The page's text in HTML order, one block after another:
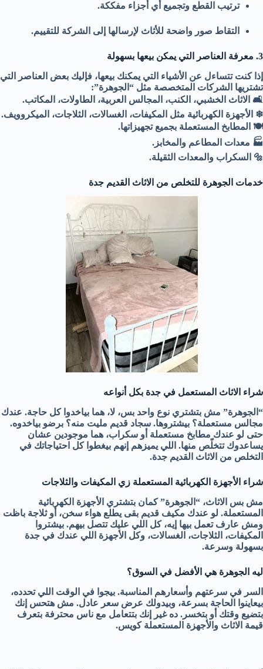
ترتيب القطع وتجميع أي أجزاء مفككة.
التقاط صور واضحة للأثاث لإرسالها إلى الشركة للتقييم.
3. معرفة العناصر التي يمكن بيعها بسهولة
إذا كنت تتساءل عن الأشياء التي يمكنك بيعها، فإليك بعض العناصر التي
تشتريها الشركات المتخصصة مثل “الجوهرة”:
🛋 الاثاث الخشبي، الكنب، المجالس العربية، الطاولات، المكاتب.
❄ الأجهزة الكهربائية مثل المكيفات، الغسالات، الثلاجات، الميكروويف.
🍽 المطابخ المستعملة بجميع تجهيزاتها.
🏭 معدات المطاعم والمخابز.
🔩 السكراب والمعدات الثقيلة.
خدمات الجوهرة للتخلص من الاثاث القديم جدة
شراء الاثاث المستعمل في جدة بكل أنواعه
“الجوهرة” مش بتشتري نوع واحد بس، لا، هما بياخدوا كل حاجة. عندك
مجالس مستعملة؟ بيشتروها. سجاد قديم مليت منه؟ برضو بياخدوه.
حتى لو عندك مطابخ مستعملة أو سكراب، هما موجودين عشان
يساعدوك تتخلّص منها. اللي يميزهم إنهم بيغطوا كل احتياجاتك في
التخلص من الاثاث القديم جدة.
شراء الأجهزة الكهربائية المستعملة زي المكيفات والثلاجات
مش بس الاثاث، “الجوهرة” كمان بتشتري الأجهزة الكهربائية
المستعملة. لو عندك مكيف قديم بقى يطلع هواء سخن، أو ثلاجة باظت
ومش عارف تعمل بيها إيه، كل اللي عليك تتصل بيهم. بيشتروا
المكيفات، الثلاجات، الغسالات، وكل الأجهزة اللي عندك في جدة
بسهولة وسرعة.
ليه الجوهرة هي الأفضل في السوق؟
السر في سرعتهم وأسعارهم المناسبة. بيجوا في الوقت اللي تحدده،
بيعاينوا الحاجة بسرعة، وبيدولك عرض سعر عادل. مش هتحس إنك
بتضيع وقتك أو بتخسر. ده غير إنك بتتعامل مع ناس محترفة بتعرف
قيمة الاثاث والأجهزة المستعملة كويس.